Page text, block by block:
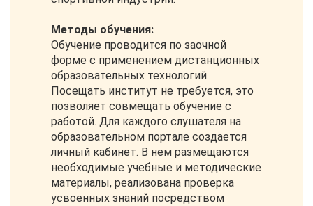
Методы обучения:
Обучение проводится по заочной
форме с применением дистанционных
образовательных технологий.
Посещать институт не требуется, это
позволяет совмещать обучение с
работой. Для каждого слушателя на
образовательном портале создается
личный кабинет. В нем размещаются
необходимые учебные и методические
материалы, реализована проверка
усвоенных знаний посредством